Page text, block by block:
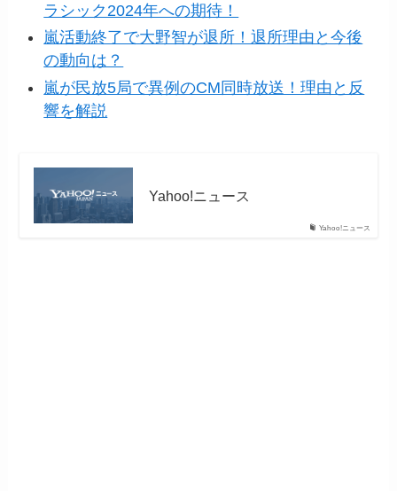
ラシック2024年への期待！
嵐活動終了で大野智が退所！退所理由と今後
の動向は？
嵐が民放5局で異例のCM同時放送！理由と反
響を解説
Yahoo!ニュース
Yahoo!ニュース